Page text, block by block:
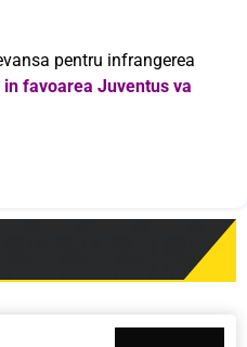
pentru infrangerea
in favoarea Juventus va